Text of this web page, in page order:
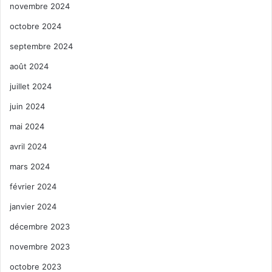
novembre 2024
octobre 2024
septembre 2024
août 2024
juillet 2024
juin 2024
mai 2024
avril 2024
mars 2024
février 2024
janvier 2024
décembre 2023
novembre 2023
octobre 2023